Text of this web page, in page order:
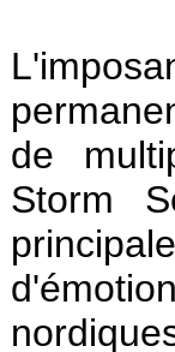
de
Storm